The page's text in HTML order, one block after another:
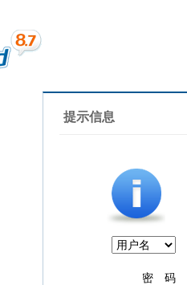
提示信息
密 码